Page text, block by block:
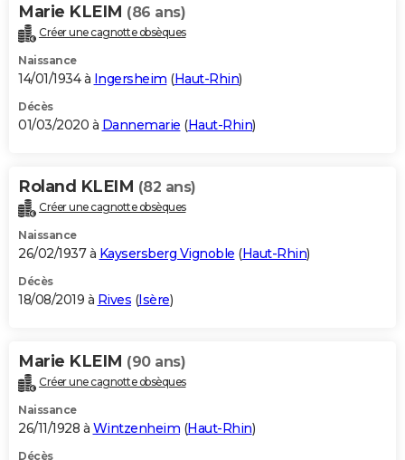
Marie KLEIM (86 ans)
Créer une cagnotte obsèques
Naissance
14/01/1934 à Ingersheim (Haut-Rhin)
Décès
01/03/2020 à Dannemarie (Haut-Rhin)
Roland KLEIM (82 ans)
Créer une cagnotte obsèques
Naissance
26/02/1937 à Kaysersberg Vignoble (Haut-Rhin)
Décès
18/08/2019 à Rives (Isère)
Marie KLEIM (90 ans)
Créer une cagnotte obsèques
Naissance
26/11/1928 à Wintzenheim (Haut-Rhin)
Décès